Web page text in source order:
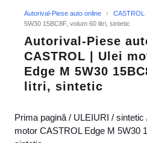
Autorival-Piese auto online › CASTROL
5W30 15BC8F, volum 60 litri, sintetic
Autorival-Piese
CASTROL | Ulei
Edge M 5W30
litri, sintetic
Prima pagină / ULEIURI / sintetic
motor CASTROL Edge M 5W30